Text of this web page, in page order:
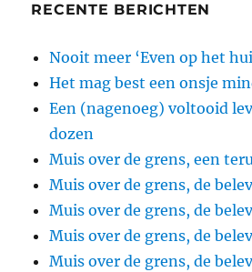
RECENTE BERICHTEN
Nooit meer ‘Even op het
Het mag best een onsje
Een (nagenoeg) voltooid
dozen
Muis over de grens, een
Muis over de grens, de
Muis over de grens, de
Muis over de grens, de
Muis over de grens, de